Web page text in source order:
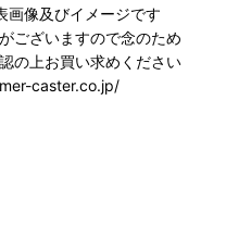
画像及びイメージです
ございますので念のため
の上お買い求めください
caster.co.jp/